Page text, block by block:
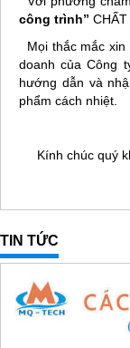
công trình”
Mọi thắc mắc xin
doanh của Công
hướng dẫn và
phẩm cách nhiệt.
Kính chúc quý
TIN TỨC